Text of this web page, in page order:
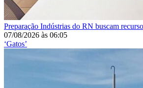
Preparação Indústrias do RN buscam
07/08/2026 às 06:05
‘Gatos’